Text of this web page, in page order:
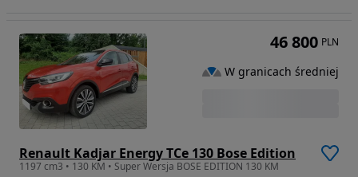
Renault Kadjar Energy TCe 130 Bose Edition
1197 cm3 • 130 KM • Super Wersja BOSE EDITION 130 KM
46 800 PLN
W granicach średniej